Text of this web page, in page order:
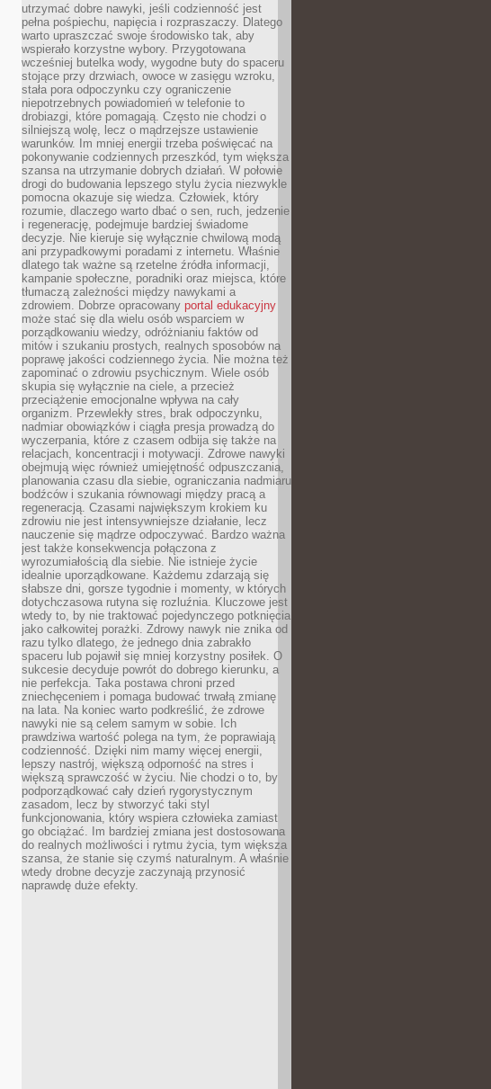
utrzymać dobre nawyki, jeśli codzienność jest
pełna pośpiechu, napięcia i rozpraszaczy. Dlatego
warto upraszczać swoje środowisko tak, aby
wspierało korzystne wybory. Przygotowana
wcześniej butelka wody, wygodne buty do spaceru
stojące przy drzwiach, owoce w zasięgu wzroku,
stała pora odpoczynku czy ograniczenie
niepotrzebnych powiadomień w telefonie to
drobiazgi, które pomagają. Często nie chodzi o
silniejszą wolę, lecz o mądrzejsze ustawienie
warunków. Im mniej energii trzeba poświęcać na
pokonywanie codziennych przeszkód, tym większa
szansa na utrzymanie dobrych działań. W połowie
drogi do budowania lepszego stylu życia niezwykle
pomocna okazuje się wiedza. Człowiek, który
rozumie, dlaczego warto dbać o sen, ruch, jedzenie
i regenerację, podejmuje bardziej świadome
decyzje. Nie kieruje się wyłącznie chwilową modą
ani przypadkowymi poradami z internetu. Właśnie
dlatego tak ważne są rzetelne źródła informacji,
kampanie społeczne, poradniki oraz miejsca, które
tłumaczą zależności między nawykami a
zdrowiem. Dobrze opracowany portal edukacyjny
może stać się dla wielu osób wsparciem w
porządkowaniu wiedzy, odróżnianiu faktów od
mitów i szukaniu prostych, realnych sposobów na
poprawę jakości codziennego życia. Nie można też
zapominać o zdrowiu psychicznym. Wiele osób
skupia się wyłącznie na ciele, a przecież
przeciążenie emocjonalne wpływa na cały
organizm. Przewlekły stres, brak odpoczynku,
nadmiar obowiązków i ciągła presja prowadzą do
wyczerpania, które z czasem odbija się także na
relacjach, koncentracji i motywacji. Zdrowe nawyki
obejmują więc również umiejętność odpuszczania,
planowania czasu dla siebie, ograniczania nadmiaru
bodźców i szukania równowagi między pracą a
regeneracją. Czasami największym krokiem ku
zdrowiu nie jest intensywniejsze działanie, lecz
nauczenie się mądrze odpoczywać. Bardzo ważna
jest także konsekwencja połączona z
wyrozumiałością dla siebie. Nie istnieje życie
idealnie uporządkowane. Każdemu zdarzają się
słabsze dni, gorsze tygodnie i momenty, w których
dotychczasowa rutyna się rozluźnia. Kluczowe jest
wtedy to, by nie traktować pojedynczego potknięcia
jako całkowitej porażki. Zdrowy nawyk nie znika od
razu tylko dlatego, że jednego dnia zabrakło
spaceru lub pojawił się mniej korzystny posiłek. O
sukcesie decyduje powrót do dobrego kierunku, a
nie perfekcja. Taka postawa chroni przed
zniechęceniem i pomaga budować trwałą zmianę
na lata. Na koniec warto podkreślić, że zdrowe
nawyki nie są celem samym w sobie. Ich
prawdziwa wartość polega na tym, że poprawiają
codzienność. Dzięki nim mamy więcej energii,
lepszy nastrój, większą odporność na stres i
większą sprawczość w życiu. Nie chodzi o to, by
podporządkować cały dzień rygorystycznym
zasadom, lecz by stworzyć taki styl
funkcjonowania, który wspiera człowieka zamiast
go obciążać. Im bardziej zmiana jest dostosowana
do realnych możliwości i rytmu życia, tym większa
szansa, że stanie się czymś naturalnym. A właśnie
wtedy drobne decyzje zaczynają przynosić
naprawdę duże efekty.